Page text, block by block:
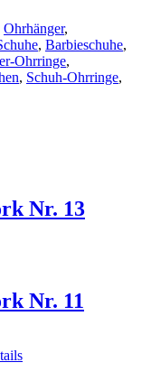
Ohrhänger,
, Barbieschuhe,
Ohrringe,
, Schuh-Ohrringe,
Nr. 13
Nr. 11